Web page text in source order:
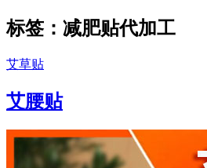
标签：减肥贴代加工
艾草贴
艾腰贴